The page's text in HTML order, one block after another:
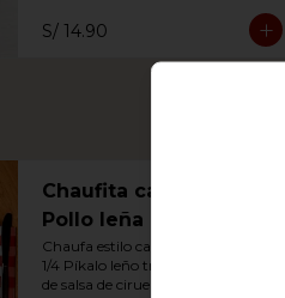
S/ 14.90
Chaufita capón con
Pollo leña
Chaufa estilo capón, con nuestro
1/4 Píkalo leño trozado y cubierto
de salsa de ciruela y BBQ.